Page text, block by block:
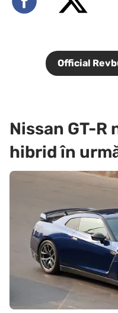
Official
Nissan GT-R
hibrid în